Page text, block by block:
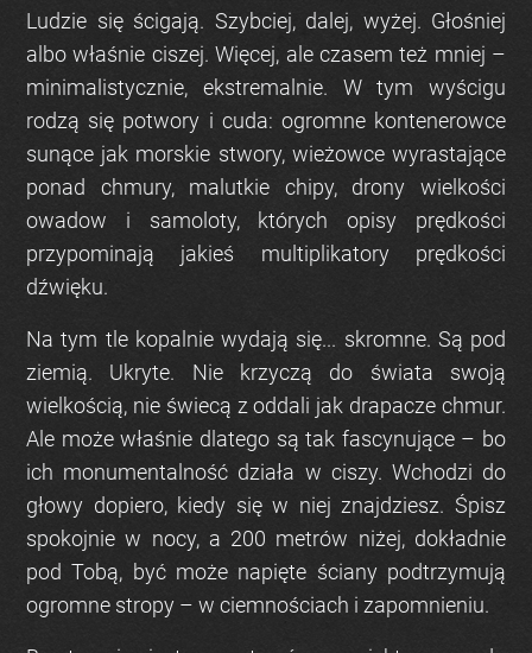
Ludzie się ścigają. Szybciej, dalej, wyżej. Głośniej
albo właśnie ciszej. Więcej, ale czasem też mniej –
minimalistycznie, ekstremalnie. W tym wyścigu
rodzą się potwory i cuda: ogromne kontenerowce
sunące jak morskie stwory, wieżowce wyrastające
ponad chmury, malutkie chipy, drony wielkości
owadow i samoloty, których opisy prędkości
przypominają jakieś multiplikatory prędkości
dźwięku.
Na tym tle kopalnie wydają się... skromne. Są pod
ziemią. Ukryte. Nie krzyczą do świata swoją
wielkością, nie świecą z oddali jak drapacze chmur.
Ale może właśnie dlatego są tak fascynujące – bo
ich monumentalność działa w ciszy. Wchodzi do
głowy dopiero, kiedy się w niej znajdziesz. Śpisz
spokojnie w nocy, a 200 metrów niżej, dokładnie
pod Tobą, być może napięte ściany podtrzymują
ogromne stropy – w ciemnościach i zapomnieniu.